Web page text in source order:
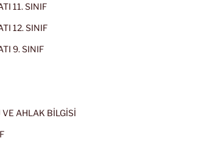
11. SINIF
12. SINIF
9. SINIF
AHLAK BİLGİSİ